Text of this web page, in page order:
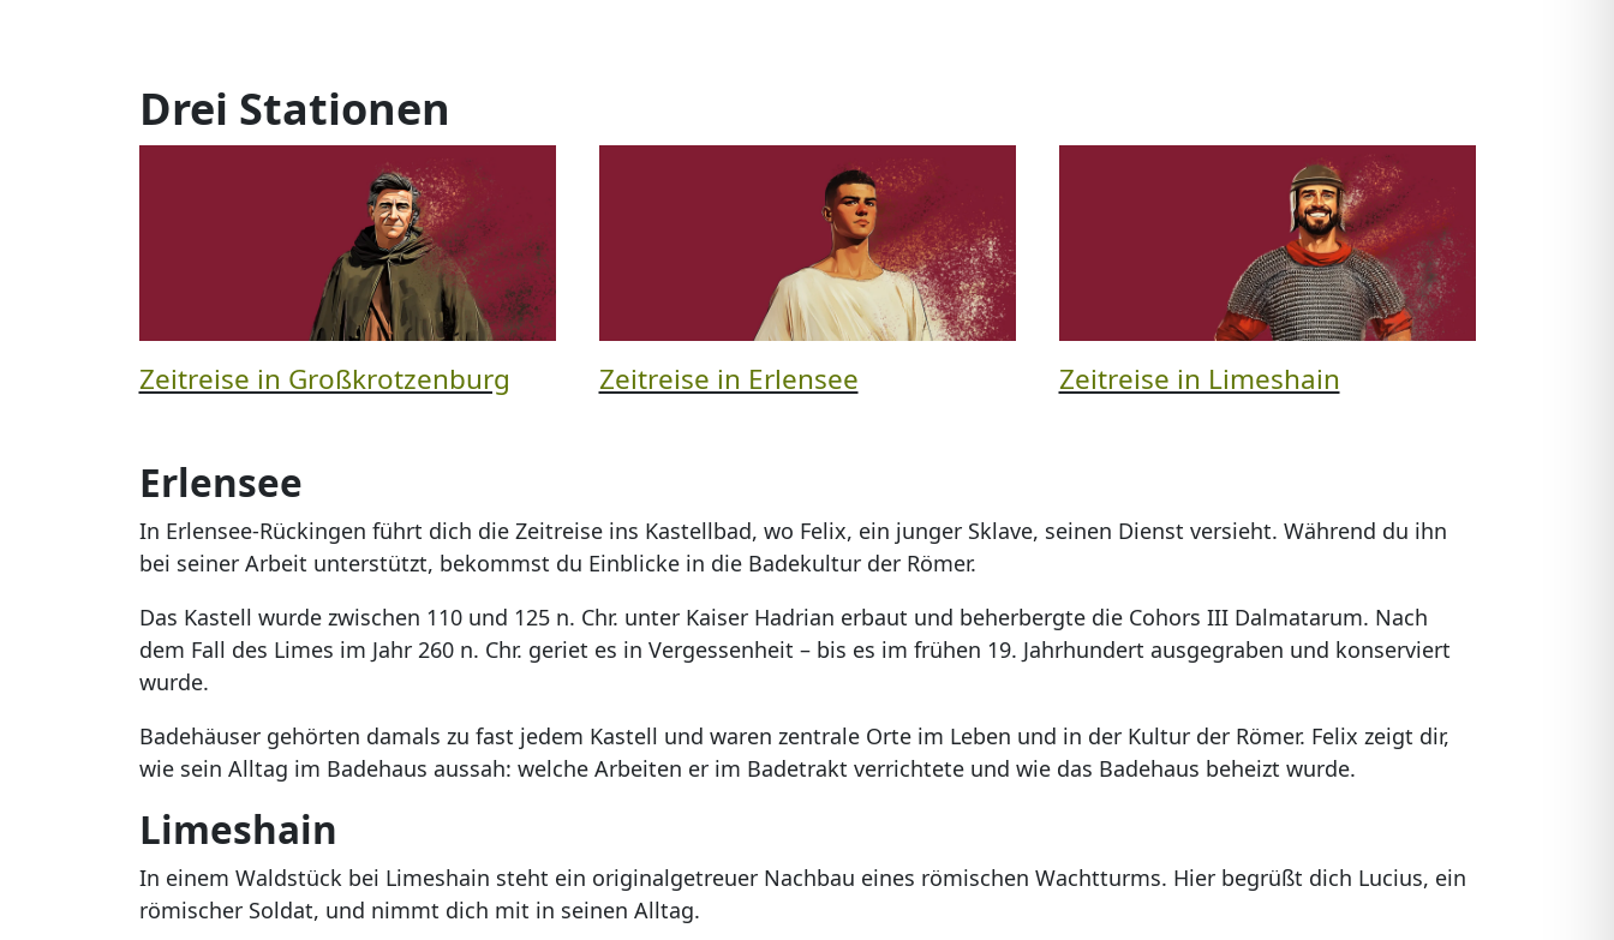
Drei Stationen
Zeitreise in Großkrotzenburg Zeitreise in Erlensee Zeitreise in Limeshain
Erlensee
In Erlensee-Rückingen führt dich die Zeitreise ins Kastellbad, wo Felix, ein junger Sklave, seinen Dienst versieht. Während du ihn
bei seiner Arbeit unterstützt, bekommst du Einblicke in die Badekultur der Römer.
Das Kastell wurde zwischen 110 und 125 n. Chr. unter Kaiser Hadrian erbaut und beherbergte die Cohors III Dalmatarum. Nach
dem Fall des Limes im Jahr 260 n. Chr. geriet es in Vergessenheit – bis es im frühen 19. Jahrhundert ausgegraben und konserviert
wurde.
Badehäuser gehörten damals zu fast jedem Kastell und waren zentrale Orte im Leben und in der Kultur der Römer. Felix zeigt dir,
wie sein Alltag im Badehaus aussah: welche Arbeiten er im Badetrakt verrichtete und wie das Badehaus beheizt wurde.
Limeshain
In einem Waldstück bei Limeshain steht ein originalgetreuer Nachbau eines römischen Wachtturms. Hier begrüßt dich Lucius, ein
römischer Soldat, und nimmt dich mit in seinen Alltag.